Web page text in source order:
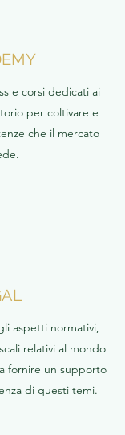
e corsi dedicati ai
per coltivare e
che il mercato
aspetti normativi,
relativi al mondo
fornire un supporto
di questi temi.